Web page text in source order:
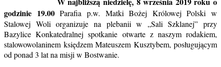
godzinie 19.00Parafia p.w. Matki Bożej Królowej Polski w
Stalowej Woli organizuje na plebanii w „Sali Szklanej” przy
Bazylice Konkatedralnej spotkanie otwarte z naszym rodakiem,
stalowowolaninem księdzem Mateuszem Kusztybem, posługującym
od ponad 3 lat na misji w Bostwanie.